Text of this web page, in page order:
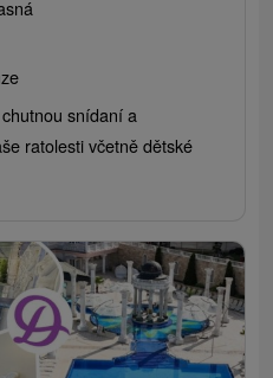
snídaní a
ratolesti včetně dětské